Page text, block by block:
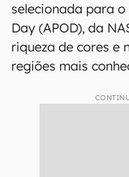
selecionada para
Day (APOD), da
riqueza de cores e
regiões mais